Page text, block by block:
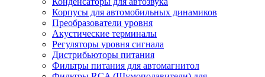
Корпусы для автомобильных динамиков
Преобразователи уровня
Акустические терминалы
Регуляторы уровня сигнала
Дистрибьюторы питания
Фильтры питания для автомагнитол